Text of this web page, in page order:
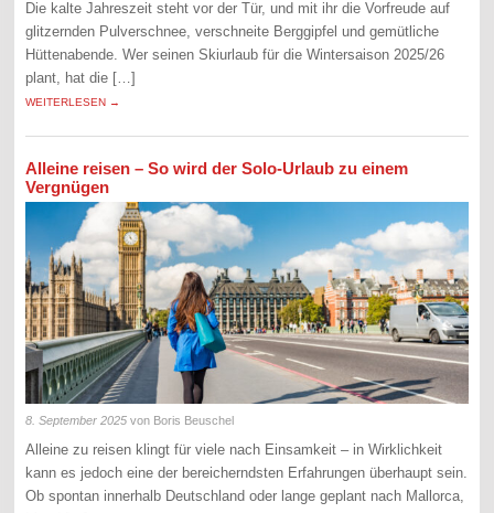
Die kalte Jahreszeit steht vor der Tür, und mit ihr die Vorfreude auf
glitzernden Pulverschnee, verschneite Berggipfel und gemütliche
Hüttenabende. Wer seinen Skiurlaub für die Wintersaison 2025/26
plant, hat die […]
WEITERLESEN →
Alleine reisen – So wird der Solo-Urlaub zu einem
Vergnügen
8. September 2025 von Boris Beuschel
Alleine zu reisen klingt für viele nach Einsamkeit – in Wirklichkeit
kann es jedoch eine der bereicherndsten Erfahrungen überhaupt sein.
Ob spontan innerhalb Deutschland oder lange geplant nach Mallorca,